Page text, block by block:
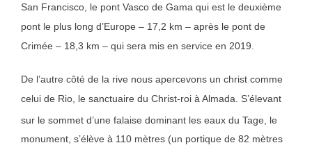
San Francisco, le pont Vasco de Gama qui est le deuxième
pont le plus long d’Europe – 17,2 km – après le pont de
Crimée – 18,3 km – qui sera mis en service en 2019.
De l’autre côté de la rive nous apercevons un christ comme
celui de Rio, le sanctuaire du Christ-roi à Almada. S’élevant
sur le sommet d’une falaise dominant les eaux du Tage , le
monument, s’élève à 110 mètres (un portique de 82 mètres